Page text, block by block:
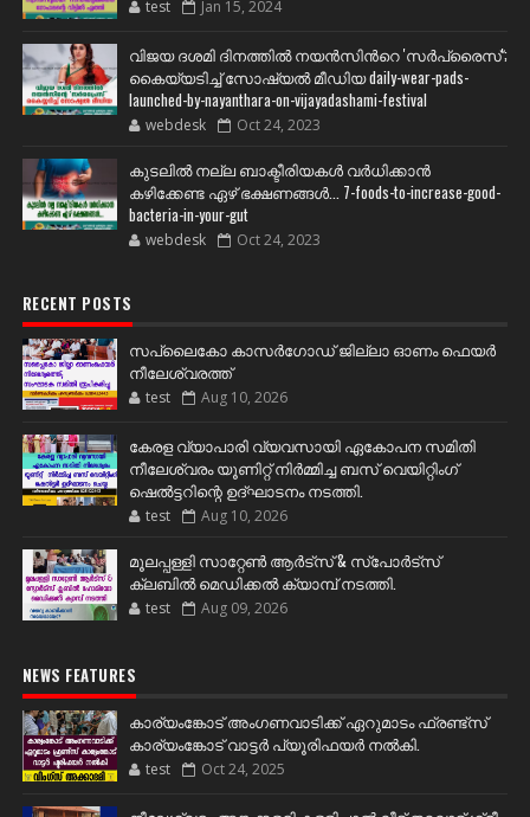
test Jan 15, 2024
വിജയ ദശമി ദിനത്തില്‍ നയന്‍സിന്‍റെ 'സര്‍പ്രൈസ്';
കൈയ്യടിച്ച് സോഷ്യല്‍ മീഡിയ daily-wear-pads-
launched-by-nayanthara-on-vijayadashami-festival
webdesk Oct 24, 2023
കുടലിൽ നല്ല ബാക്ടീരിയകൾ വര്‍ധിക്കാന്‍
കഴിക്കേണ്ട ഏഴ് ഭക്ഷണങ്ങള്‍... 7-foods-to-increase-good-
bacteria-in-your-gut
webdesk Oct 24, 2023
RECENT POSTS
സപ്ലൈകോ കാസർഗോഡ് ജില്ലാ ഓണം ഫെയർ
നീലേശ്വരത്ത്
test Aug 10, 2026
കേരള വ്യാപാരി വ്യവസായി ഏകോപന സമിതി
നീലേശ്വരം യൂണിറ്റ് നിർമ്മിച്ച ബസ് വെയിറ്റിംഗ്
ഷെൽട്ടറിന്റെ ഉദ്ഘാടനം നടത്തി.
test Aug 10, 2026
മൂലപ്പള്ളി സാറ്റേൺ ആർട്സ് & സ്പോർട്സ്
ക്ലബിൽ മെഡിക്കൽ ക്യാമ്പ് നടത്തി.
test Aug 09, 2026
NEWS FEATURES
കാര്യംങ്കോട് അംഗണവാടിക്ക് ഏറുമാടം ഫ്രണ്ട്സ്
കാര്യംങ്കോട് വാട്ടർ പ്യൂരിഫയർ നൽകി.
test Oct 24, 2025